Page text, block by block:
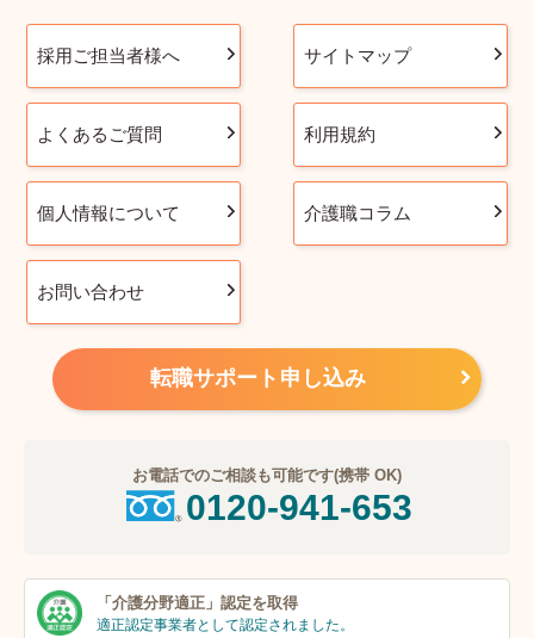
採用ご担当者様へ サイトマップ
よくあるご質問 利用規約
個人情報について 介護職コラム
お問い合わせ
転職サポート申し込み
お電話でのご相談も可能です(携帯 OK)
0120-941-653
「介護分野適正」 認定を取得
適正認定事業者として認定されました。